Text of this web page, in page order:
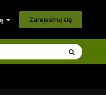
Zarejestruj się